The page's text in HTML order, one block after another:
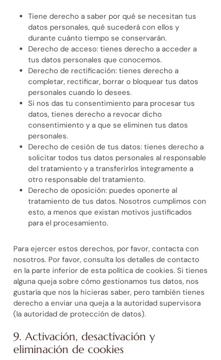
Tiene derecho a saber por qué se necesitan tus
datos personales, qué sucederá con ellos y
durante cuánto tiempo se conservarán.
Derecho de acceso: tienes derecho a acceder a
tus datos personales que conocemos.
Derecho de rectificación: tienes derecho a
completar, rectificar, borrar o bloquear tus datos
personales cuando lo desees.
Si nos das tu consentimiento para procesar tus
datos, tienes derecho a revocar dicho
consentimiento y a que se eliminen tus datos
personales.
Derecho de cesión de tus datos: tienes derecho a
solicitar todos tus datos personales al responsable
del tratamiento y a transferirlos íntegramente a
otro responsable del tratamiento.
Derecho de oposición: puedes oponerte al
tratamiento de tus datos. Nosotros cumplimos con
esto, a menos que existan motivos justificados
para el procesamiento.
Para ejercer estos derechos, por favor, contacta con
nosotros. Por favor, consulta los detalles de contacto
en la parte inferior de esta política de cookies. Si tienes
alguna queja sobre cómo gestionamos tus datos, nos
gustaría que nos la hicieras saber, pero también tienes
derecho a enviar una queja a la autoridad supervisora
(la autoridad de protección de datos).
9. Activación, desactivación y
eliminación de cookies